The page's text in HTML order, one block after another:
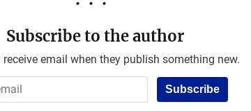
Subscribe to the author
receive email when they publish something new.
Subscribe